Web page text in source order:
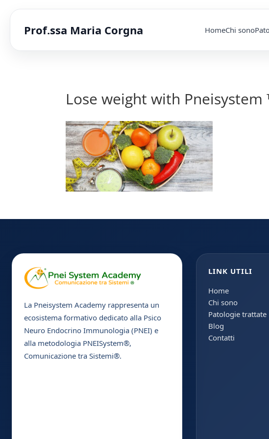
Prof.ssa Maria Corgna HomeChi sono
Lose weight with Pneisystem
La Pneisystem Academy rappresenta un
ecosistema formativo dedicato alla Psico
Neuro Endocrino Immunologia (PNEI) e
alla metodologia PNEISystem®,
Comunicazione tra Sistemi®.
LINK UTILI
Home
Chi sono
Patologie trattate
Blog
Contatti